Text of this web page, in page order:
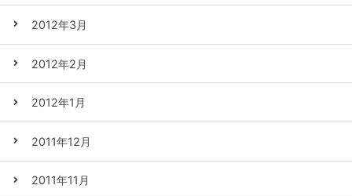
2012年3月
2012年2月
2012年1月
2011年12月
2011年11月